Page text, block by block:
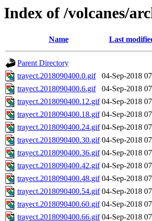
Index of /volcanes/
Name Last
Parent Directory
trayect.2018090400.0.gif
04-Sep-2018
trayect.2018090400.6.gif
04-Sep-2018
trayect.2018090400.12.gif 04-Sep-2018
trayect.2018090400.18.gif 04-Sep-2018
trayect.2018090400.24.gif 04-Sep-2018
trayect.2018090400.30.gif 04-Sep-2018
trayect.2018090400.36.gif 04-Sep-2018
trayect.2018090400.42.gif 04-Sep-2018
trayect.2018090400.48.gif 04-Sep-2018
trayect.2018090400.54.gif 04-Sep-2018
trayect.2018090400.60.gif 04-Sep-2018
trayect.2018090400.66.gif 04-Sep-2018